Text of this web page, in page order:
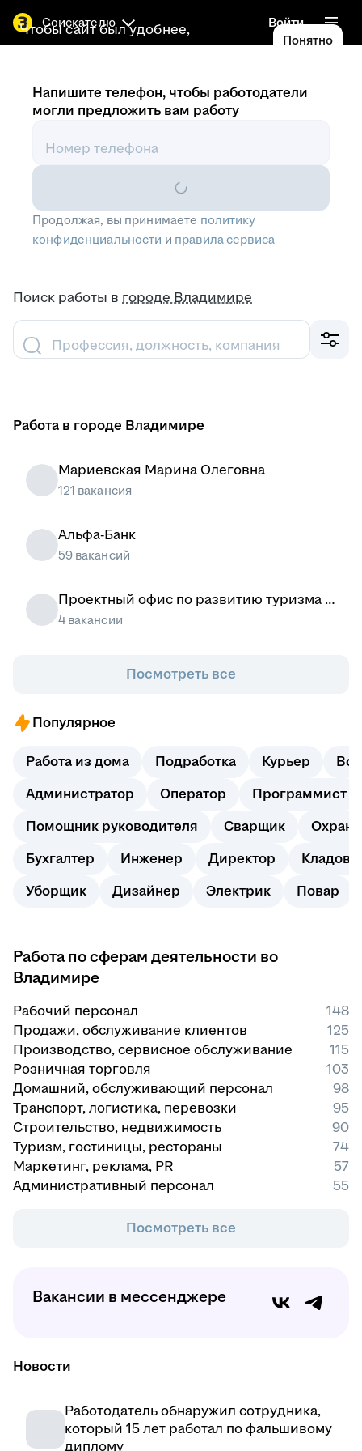
Чтобы сайт был удобнее,
используем cookies
Понятно
Соискателю Войти
Напишите телефон, чтобы работодатели
могли предложить вам работу
Номер телефона
Продолжая, вы принимаете политику
конфиденциальности и правила сервиса
Поиск работы в городе Владимире
Профессия, должность, компания
Работа в городе Владимире
Мариевская Марина Олеговна
121 вакансия
Альфа-Банк
59 вакансий
Проектный офис по развитию туризма и
гостеприимства Москвы
4 вакансии
Посмотреть все
Популярное
Работа из дома Подработка Курьер
Администратор Оператор Программист
Помощник руководителя Сварщик
Бухгалтер Инженер Директор
Уборщик Дизайнер Электрик Повар
Работа по сферам деятельности во
Владимире
Рабочий персонал
148
Продажи, обслуживание клиентов
125
Производство, сервисное обслуживание
115
Розничная торговля
103
Домашний, обслуживающий персонал
98
Транспорт, логистика, перевозки
95
Строительство, недвижимость
90
Туризм, гостиницы, рестораны
74
Маркетинг, реклама, PR
57
Административный персонал
55
Посмотреть все
Вакансии в мессенджере
Новости
Работодатель обнаружил сотрудника,
который 15 лет работал по фальшивому
диплому